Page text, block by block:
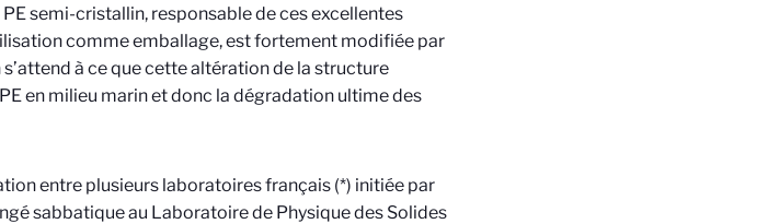
semi-cristallin, responsable de ces excellentes
comme emballage, est fortement modifiée par
à ce que cette altération de la structure
en milieu marin et donc la dégradation ultime des
entre plusieurs laboratoires français (*) initiée par
sabbatique au Laboratoire de Physique des Solides